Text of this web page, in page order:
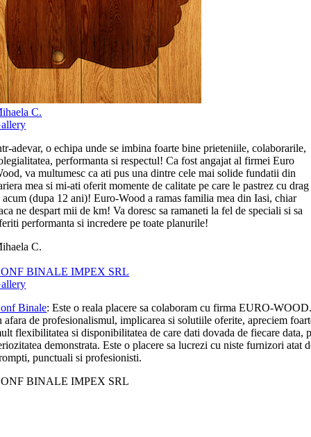
C.
adevar, o echipa unde se imbina foarte bine prieteniile, colaborarile,
performanta si respectul! Ca fost angajat al firmei Euro
va multumesc ca ati pus una dintre cele mai solide fundatii din
mea si mi-ati oferit momente de calitate pe care le pastrez cu drag
acum (dupa 12 ani)! Euro-Wood a ramas familia mea din Iasi, chiar
ne despart mii de km! Va doresc sa ramaneti la fel de speciali si sa
performanta si incredere pe toate planurile!
C.
BINALE IMPEX SRL
Binale: Este o reala placere sa colaboram cu firma EURO-
afara de profesionalismul, implicarea si solutiile oferite, apreciem
flexibilitatea si disponibilitatea de care dati dovada de fiecare data,
demonstrata. Este o placere sa lucrezi cu niste furnizori atat
punctuali si profesionisti.
BINALE IMPEX SRL